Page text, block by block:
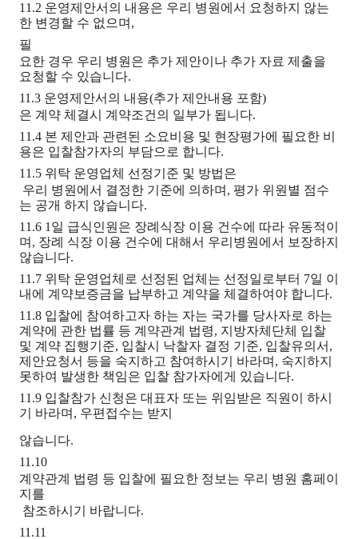
11.2 운영제안서의 내용은 우리 병원에서 요청하지 않는
한 변경할 수 없으며,
필
요한 경우 우리 병원은 추가 제안이나 추가 자료 제출을
요청할 수 있습니다.
11.3 운영제안서의 내용(추가 제안내용 포함)
은 계약 체결시 계약조건의 일부가 됩니다.
11.4 본 제안과 관련된 소요비용 및 현장평가에 필요한 비
용은 입찰참가자의 부담으로 합니다.
11.5 위탁 운영업체 선정기준 및 방법은
우리 병원에서 결정한 기준에 의하며, 평가 위원별 점수
는 공개 하지 않습니다.
11.6 1일 급식인원은 장례식장 이용 건수에 따라 유동적이
며, 장례 식장 이용 건수에 대해서 우리병원에서 보장하지
않습니다.
11.7 위탁 운영업체로 선정된 업체는 선정일로부터 7일 이
내에 계약보증금을 납부하고 계약을 체결하여야 합니다.
11.8 입찰에 참여하고자 하는 자는 국가를 당사자로 하는
계약에 관한 법률 등 계약관계 법령, 지방자체단체 입찰
및 계약 집행기준, 입찰시 낙찰자 결정 기준, 입찰유의서,
제안요청서 등을 숙지하고 참여하시기 바라며, 숙지하지
못하여 발생한 책임은 입찰 참가자에게 있습니다.
11.9 입찰참가 신청은 대표자 또는 위임받은 직원이 하시
기 바라며, 우편접수는 받지
않습니다.
11.10
계약관계 법령 등 입찰에 필요한 정보는 우리 병원 홈페이
지를
참조하시기 바랍니다.
11.11